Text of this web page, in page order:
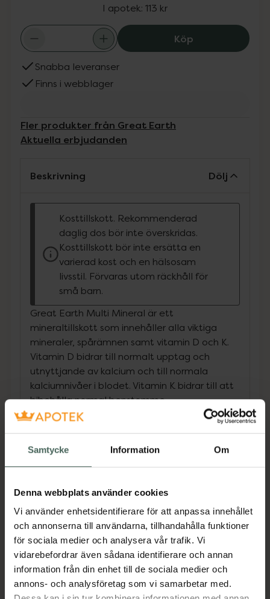
Samtycke Information Om
Denna webbplats använder cookies
Vi använder enhetsidentifierare för att anpassa innehållet
och annonserna till användarna, tillhandahålla funktioner
för sociala medier och analysera vår trafik. Vi
vidarebefordrar även sådana identifierare och annan
information från din enhet till de sociala medier och
annons- och analysföretag som vi samarbetar med.
I apotek: 113 kr
KöpGreat Earth
Snabba leveranser
Finns i webblager
Fler produkter från Great Earth
Aktuella erbjudanden
Beskrivning Dölj
Kosttillskott. Rekommenderad
daglig dos bör inte överskridas.
Kosttillskott bör inte ersätta en
varierad kost och en hälsosam
livsstil. Förvaras utom räckhåll för
små barn.
Great Earth Multi Mineral är ett
mineraltillskott som innehåller alla viktiga
mineraler, spårämnen samt vitamin D och K.
Vitamin D bidrar till normalt upptag och
utnyttjande av kalcium och till normala
kalciumnivåer i blodet. Vitamin K bidrar till att
bibehålla normal benstomme.
mineraltransportsystem Portamins för
optimalt upptag av mineralerna. Portamins
mineralformer som citrat, glukonat, askorbat,
malat, succinat och aminosyrakelat.
Aminosyror hjälper till att transportera
mineralerna in i cellerna. Produkten är
vegansk. Multi Mineral tas med fördel i
kombination med Multi Vitamin.
Jämförpris 2,33 kr/st